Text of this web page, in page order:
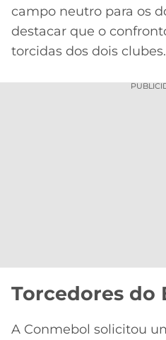
campo neutro para os
destacar que o
torcidas dos dois clubes.
Torcedores do
A Conmebol solicitou